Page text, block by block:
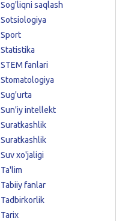
Sog'liqni saqlash
Sotsiologiya
Sport
Statistika
STEM fanlari
Stomatologiya
Sug'urta
Sun'iy intellekt
Suratkashlik
Suratkashlik
Suv xo'jaligi
Ta'lim
Tabiiy fanlar
Tadbirkorlik
Tarix